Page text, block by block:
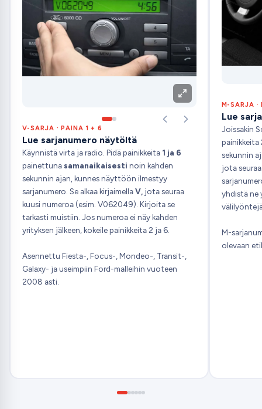
V-SARJA · PAINA 1 + 6
Lue sarjanumero näytöltä
Käynnistä virta ja radio. Pidä painikkeita 1 ja 6
painettunasamanaikaisesti noin kahden
sekunnin ajan, kunnes näyttöön ilmestyy
sarjanumero. Se alkaa kirjaimellaV, jota seuraa
kuusi numeroa (esim. V062049). Kirjoita se
tarkasti muistiin. Jos numeroa ei näy kahden
yrityksen jälkeen, kokeile painikkeita 2 ja 6.
Asennettu Fiesta-, Focus-, Mondeo-, Transit-,
Galaxy- ja useimpiin Ford-malleihin vuoteen
2008 asti.
M-SARJA
Lue
Joissakin
painikkeita
sekunnin
jota
yhdistä ne
M-
olevaan